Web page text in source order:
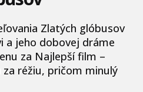
Zlatých glóbusov
a jeho dobovej dráme
za Najlepší film –
réžiu, pričom minulý